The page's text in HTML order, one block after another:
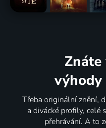
Znáte
výhody
Třeba originální znění,
a divácké profily, celé
přehrávání. A to